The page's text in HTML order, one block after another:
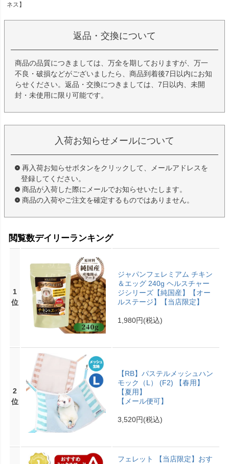
ネス】
返品・交換について
商品の品質につきましては、万全を期しておりますが、万一
不良・破損などがございましたら、商品到着後7日以内にお知
らせください。返品・交換につきましては、7日以内、未開
封・未使用に限り可能です。
入荷お知らせメールについて
再入荷お知らせボタンをクリックして、メールアドレスを
登録してください。
商品が入荷した際にメールでお知らせいたします。
商品の入荷やご注文を確定するものではありません。
閲覧数デイリーランキング
1
位
ジャパンフェレミアム チキン
＆エッグ 240g ヘルスチャー
ジシリーズ【純国産】【オー
ルステージ】【当店限定】
1,980円(税込)
2
位
【RB】パステルメッシュハン
モック（L） (F2) 【春用】
【夏用】
【メール便可】
3,520円(税込)
フェレット 【当店限定】おす